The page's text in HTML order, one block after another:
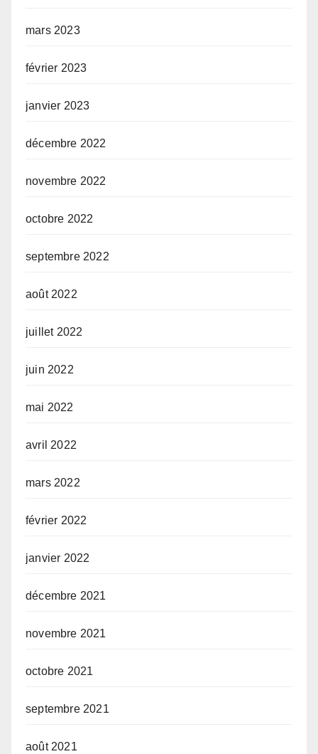
mars 2023
février 2023
janvier 2023
décembre 2022
novembre 2022
octobre 2022
septembre 2022
août 2022
juillet 2022
juin 2022
mai 2022
avril 2022
mars 2022
février 2022
janvier 2022
décembre 2021
novembre 2021
octobre 2021
septembre 2021
août 2021